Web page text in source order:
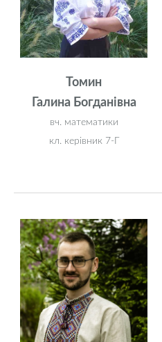
Томин
Галина Богданівна
вч. математики
кл. керівник 7-Г